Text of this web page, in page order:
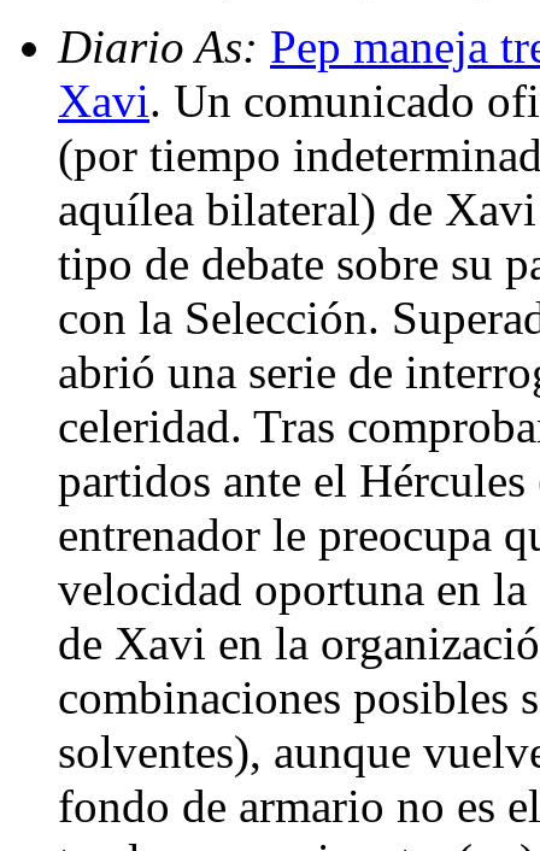
Diario As: Pep maneja
Xavi. Un comunicado
(por tiempo
aquílea bilateral) de
tipo de debate sobre su
con la Selección.
abrió una serie de
celeridad. Tras
partidos ante el
entrenador le preocupa
velocidad oportuna en
de Xavi en la
combinaciones posibles
solventes), aunque
fondo de armario no es